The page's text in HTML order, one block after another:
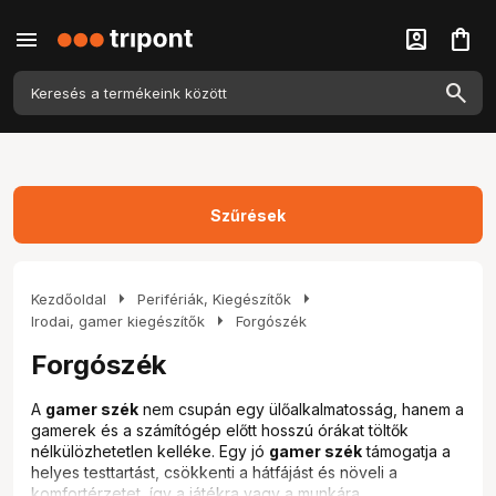
menu account_box shopping_bag
Kezdőoldal arrow_right Perifériák, Kiegészítők arrow_right
Irodai, gamer kiegészítők arrow_right Forgószék
Forgószék
A gamer szék nem csupán egy ülőalkalmatosság, hanem a
gamerek és a számítógép előtt hosszú órákat töltők
nélkülözhetetlen kelléke. Egy jó gamer széktámogatja a
helyes testtartást, csökkenti a hátfájást és növeli a
Szűrések